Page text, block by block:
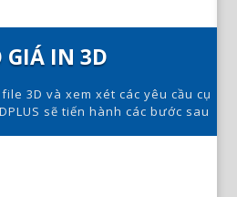
GIÁ IN 3D
3D và xem xét các yêu cầu cụ
sẽ tiến hành các bước sau